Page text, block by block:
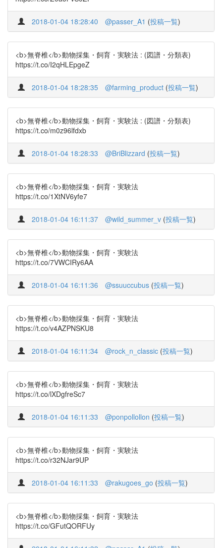
2018-01-04 18:28:40 @passer_A1 (投稿一覧)
<b>無脊椎</b>動物採集・飼育・実験法 : (図譜・分類表)
https://t.co/I2qHLEpgeZ
2018-01-04 18:28:35 @farming_product (投稿一覧)
<b>無脊椎</b>動物採集・飼育・実験法 : (図譜・分類表)
https://t.co/m0z96lfdxb
2018-01-04 18:28:33 @BriBlizzard (投稿一覧)
<b>無脊椎</b>動物採集・飼育・実験法
https://t.co/1XtNV6yfe7
2018-01-04 16:11:37 @wild_summer_v (投稿一覧)
<b>無脊椎</b>動物採集・飼育・実験法
https://t.co/7VWCIRy6AA
2018-01-04 16:11:36 @ssuuccubus (投稿一覧)
<b>無脊椎</b>動物採集・飼育・実験法
https://t.co/v4AZPNSKU8
2018-01-04 16:11:34 @rock_n_classic (投稿一覧)
<b>無脊椎</b>動物採集・飼育・実験法
https://t.co/lXDgfreSc7
2018-01-04 16:11:33 @ponpollollon (投稿一覧)
<b>無脊椎</b>動物採集・飼育・実験法
https://t.co/r32NJar9UP
2018-01-04 16:11:33 @rakugoes_go (投稿一覧)
<b>無脊椎</b>動物採集・飼育・実験法
https://t.co/GFutQORFUy